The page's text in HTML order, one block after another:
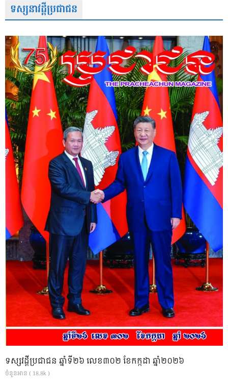
ទស្សនាវដ្តីប្រជាជន
ទស្សវដ្តីប្រជាជន ឆ្នាំទី២៦ លេខ៣០២ ខែកក្កដា ឆ្នាំ២០២៦
ចំនួនអាន ( 18.8k )